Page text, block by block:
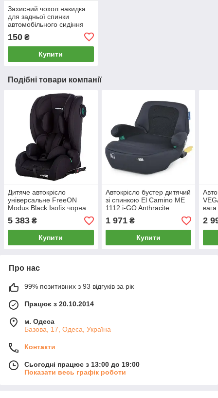
Захисний чохол накидка
для задньої спинки
автомобільного сидіння
transparent чорний
150 ₴
Купити
Подібні товари компанії
Дитяче автокрісло
універсальне FreeON
Modus Black Isofix чорна
група 1 2 3 від 9 до 36 кг
5 383 ₴
Купити
Автокрісло бустер дитячий
зі спинкою El Camino ME
1112 i-GO Anthracite
ISOFIX група 3, вага
дитини 22-36 кг
1 971₴
Купити
2
Про нас
99% позитивних з 93 відгуків за рік
Працює з 20.10.2014
м. Одеса
Базова, 17, Одеса, Україна
Контакти
Сьогодні працює з 13:00 до 19:00
Показати весь графік роботи